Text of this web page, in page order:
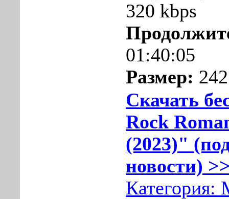
320 kbps
01:40:05
Размер:
Скачать
Rock
(2023)"
новости)
Категория: